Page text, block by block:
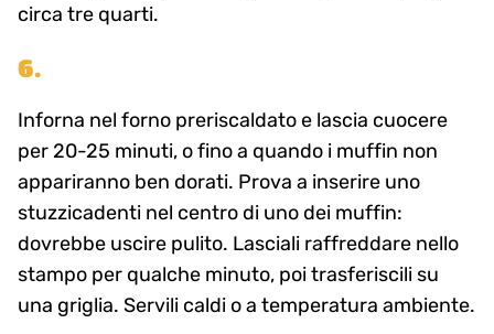
circa tre quarti.
6.
Inforna nel forno preriscaldato e lascia cuocere
per 20-25 minuti, o fino a quando i muffin non
appariranno ben dorati. Prova a inserire uno
stuzzicadenti nel centro di uno dei muffin:
dovrebbe uscire pulito. Lasciali raffreddare nello
stampo per qualche minuto, poi trasferiscili su
una griglia. Servili caldi o a temperatura ambiente.